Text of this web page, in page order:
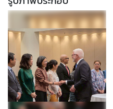
ด
ร
า
ก
า
ร
ล